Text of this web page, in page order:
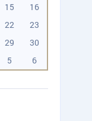
15
16
22
23
29
30
5 6